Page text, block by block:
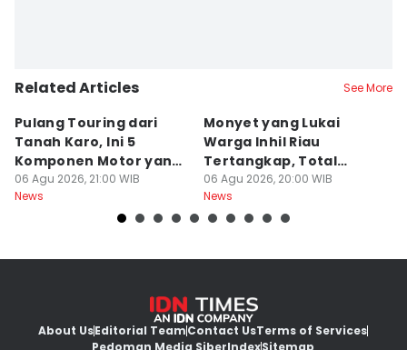
Related Articles See More
Pulang Touring dari
Tanah Karo, Ini 5
Komponen Motor yang
Wajib Dicek
06 Agu 2026, 21:00 WIB
News
Monyet yang Lukai
Warga Inhil Riau
Tertangkap, Total
Korban 19 Orang
06 Agu 2026, 20:00 WIB
News
About UsEditorial TeamContact UsTerms of Services
Pedoman Media SiberIndexSitemap